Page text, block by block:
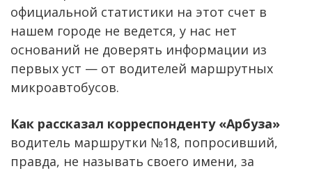
официальной статистики на этот счет в
нашем городе не ведется, у нас нет
оснований не доверять информации из
первых уст — от водителей маршрутных
микроавтобусов.
Как рассказал корреспонденту «Арбуза»
водитель маршрутки №18, попросивший,
правда, не называть своего имени, за